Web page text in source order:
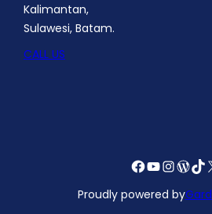
Kalimantan,
Sulawesi, Batam.
CALL US
Facebook
YouTube
Proudly powered by